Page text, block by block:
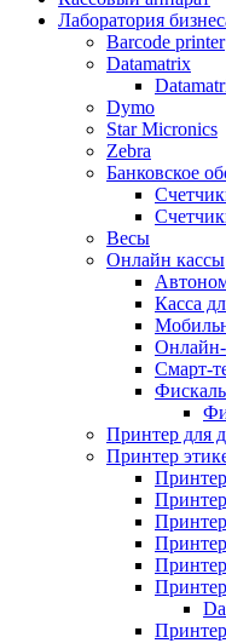
Лаборатория
Barcode printer
Datamatrix
Dymo
Star Micronics
Zebra
Банковское
Весы
Онлайн кассы
Касса
Онлайн-
Смарт-
Принтер для
Принтер